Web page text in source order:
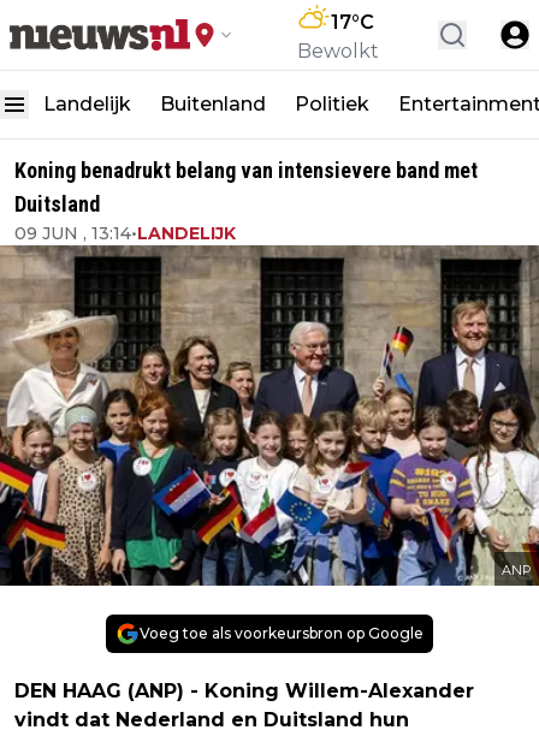
17°C
Bewolkt
Landelijk Buitenland Politiek
Koning benadrukt belang van intensievere band met
Duitsland
09 JUN , 13:14•LANDELIJK
ANP
Voeg toe als voorkeursbron op Google
DEN HAAG (ANP) - Koning Willem-Alexander
vindt dat Nederland en Duitsland hun